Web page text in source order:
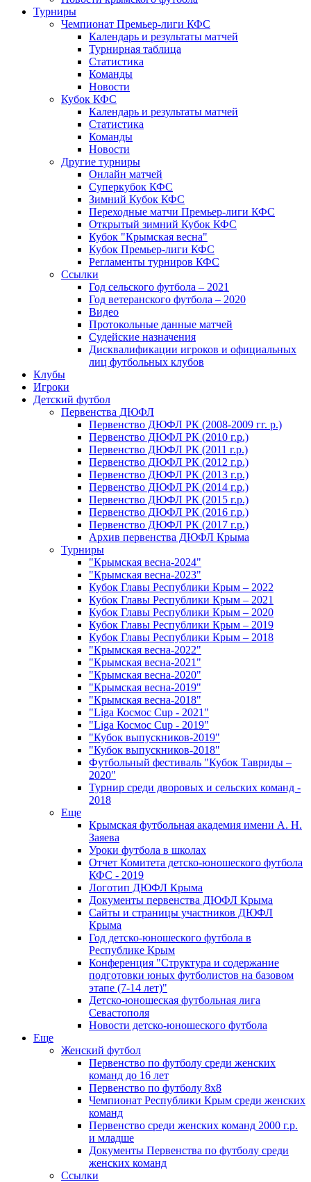
Турниры
Чемпионат Премьер-лиги КФС
Календарь и результаты матчей
Турнирная таблица
Статистика
Команды
Новости
Кубок КФС
Календарь и результаты матчей
Статистика
Команды
Новости
Другие турниры
Онлайн матчей
Суперкубок КФС
Зимний Кубок КФС
Переходные матчи Премьер-лиги КФС
Открытый зимний Кубок КФС
Кубок "Крымская весна"
Кубок Премьер-лиги КФС
Регламенты турниров КФС
Ссылки
Год сельского футбола – 2021
Год ветеранского футбола – 2020
Видео
Протокольные данные матчей
Судейские назначения
Дисквалификации игроков и официальных
лиц футбольных клубов
Клубы
Игроки
Детский футбол
Первенства ДЮФЛ
Первенство ДЮФЛ РК (2008-2009 гг. р.)
Первенство ДЮФЛ РК (2010 г.р.)
Первенство ДЮФЛ РК (2011 г.р.)
Первенство ДЮФЛ РК (2012 г.р.)
Первенство ДЮФЛ РК (2013 г.р.)
Первенство ДЮФЛ РК (2014 г.р.)
Первенство ДЮФЛ РК (2015 г.р.)
Первенство ДЮФЛ РК (2016 г.р.)
Первенство ДЮФЛ РК (2017 г.р.)
Архив первенства ДЮФЛ Крыма
Турниры
"Крымская весна-2024"
"Крымская весна-2023"
Кубок Главы Республики Крым – 2022
Кубок Главы Республики Крым – 2021
Кубок Главы Республики Крым – 2020
Кубок Главы Республики Крым – 2019
Кубок Главы Республики Крым – 2018
"Крымская весна-2022"
"Крымская весна-2021"
"Крымская весна-2020"
"Крымская весна-2019"
"Крымская весна-2018"
"Liga Космос Cup - 2021"
"Liga Космос Cup - 2019"
"Кубок выпускников-2019"
"Кубок выпускников-2018"
Футбольный фестиваль "Кубок Тавриды –
2020"
Турнир среди дворовых и сельских команд -
2018
Еще
Крымская футбольная академия имени А. Н.
Заяева
Уроки футбола в школах
Отчет Комитета детско-юношеского футбола
КФС - 2019
Логотип ДЮФЛ Крыма
Документы первенства ДЮФЛ Крыма
Сайты и страницы участников ДЮФЛ
Крыма
Год детско-юношеского футбола в
Республике Крым
Конференция "Структура и содержание
подготовки юных футболистов на базовом
этапе (7-14 лет)"
Детско-юношеская футбольная лига
Севастополя
Новости детско-юношеского футбола
Еще
Женский футбол
Первенство по футболу среди женских
команд до 16 лет
Первенство по футболу 8х8
Чемпионат Республики Крым среди женских
команд
Первенство среди женских команд 2000 г.р.
и младше
Документы Первенства по футболу среди
женских команд
Ссылки